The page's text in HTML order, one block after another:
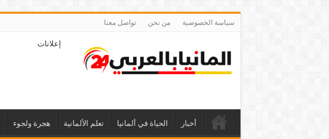
سياسة الخصوصية من نحن تواصل معنا
إعلانات
أخبار الحياة في ألمانيا تعلم الألمانية هجرة ولجوء